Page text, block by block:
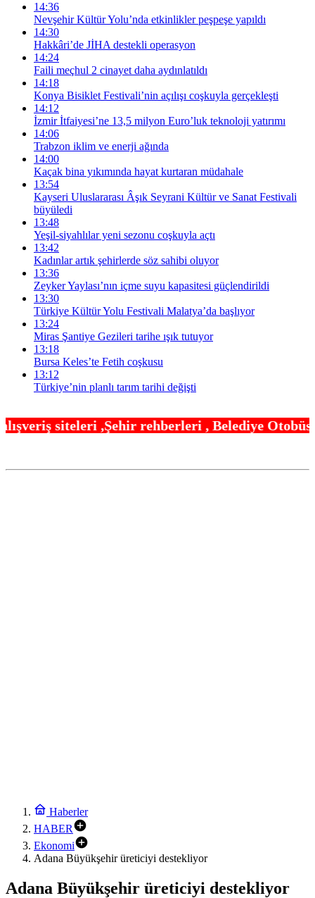
14:36
Nevşehir Kültür Yolu’nda etkinlikler peşpeşe yapıldı
14:30
Hakkâri’de JİHA destekli operasyon
14:24
Faili meçhul 2 cinayet daha aydınlatıldı
14:18
Konya Bisiklet Festivali’nin açılışı coşkuyla gerçekleşti
14:12
İzmir İtfaiyesi’ne 13,5 milyon Euro’luk teknoloji yatırımı
14:06
Trabzon iklim ve enerji ağında
14:00
Kaçak bina yıkımında hayat kurtaran müdahale
13:54
Kayseri Uluslararası Âşık Seyrani Kültür ve Sanat Festivali
büyüledi
13:48
Yeşil-siyahlılar yeni sezonu coşkuyla açtı
13:42
Kadınlar artık şehirlerde söz sahibi oluyor
13:36
Zeyker Yaylası’nın içme suyu kapasitesi güçlendirildi
13:30
Türkiye Kültür Yolu Festivali Malatya’da başlıyor
13:24
Miras Şantiye Gezileri tarihe ışık tutuyor
13:18
Bursa Keles’te Fetih coşkusu
13:12
Türkiye’nin planlı tarım tarihi değişti
,Şehir rehberleri , Belediye
Haberler
HABER
Ekonomi
Adana Büyükşehir üreticiyi destekliyor
Adana Büyükşehir üreticiyi destekliyor